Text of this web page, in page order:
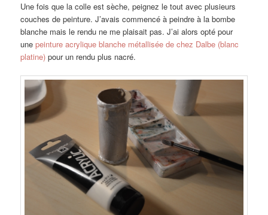
Une fois que la colle est sèche, peignez le tout avec plusieurs
couches de peinture. J’avais commencé à peindre à la bombe
blanche mais le rendu ne me plaisait pas. J’ai alors opté pour
unepeinture acrylique blanche métallisée de chez Dalbe (blanc
platine) pour un rendu plus nacré.